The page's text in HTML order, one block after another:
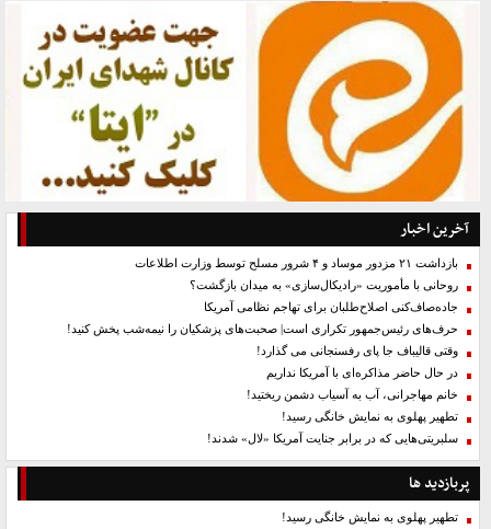
آخرین اخبار
بازداشت ۲۱ مزدور موساد و ۴ شرور مسلح توسط وزارت اطلاعات
روحانی با مأموریت «رادیکال‌سازی» به میدان بازگشت؟
جاده‌صاف‌کنی اصلاح‌طلبان برای تهاجم نظامی آمریکا
حرف‌های رئیس‌جمهور تکراری است| صحبت‌های پزشکیان را نیمه‌شب پخش کنید!
وقتی قالیباف جا پای رفسنجانی می گذارد!
در حال حاضر مذاکره‌ای با آمریکا نداریم
خانم مهاجرانی، آب به آسیاب دشمن ریختید!
تطهیر پهلوی به نمایش خانگی رسید!
سلبریتی‌هایی که در برابر جنایت آمریکا «لال» شدند!
پربازدید ها
تطهیر پهلوی به نمایش خانگی رسید!